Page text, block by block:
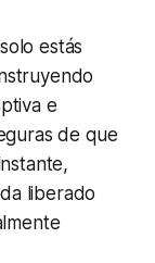
estás
e
de que
liberado